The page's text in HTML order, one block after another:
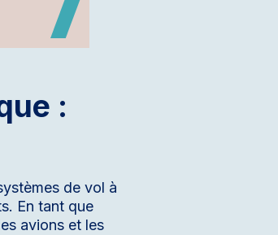
:
de vol à
En tant que
avions et les